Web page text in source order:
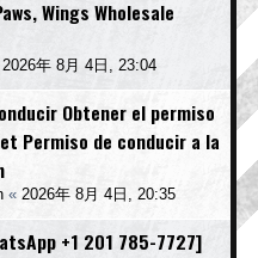
Wings Wholesale
2026年 8月 4日, 23:04
Obtener el permiso
Permiso de conducir a la
« 2026年 8月 4日, 20:35
+1 201 785-7727]